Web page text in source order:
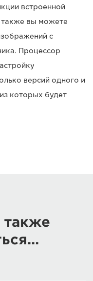
встроенной
также вы можете
с
Процессор
версий одного и
которых будет